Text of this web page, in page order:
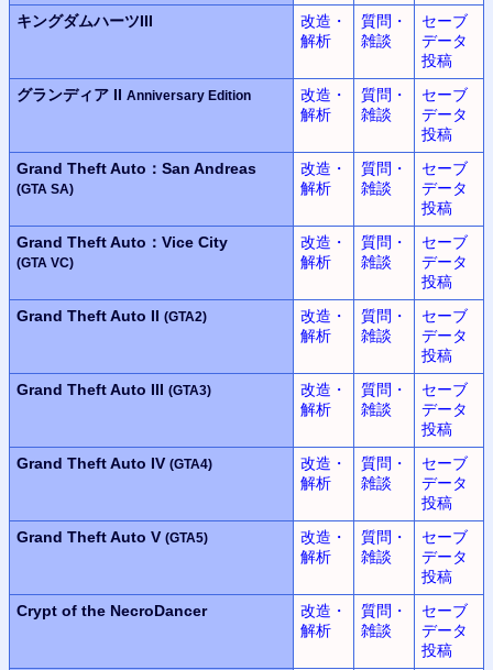
キングダムハーツIII
改造・
解析
質問・
雑談
セーブ
データ
投稿
グランディア II Anniversary Edition
改造・
解析
質問・
雑談
セーブ
データ
投稿
Grand Theft Auto：San Andreas
(GTA SA)
改造・
解析
質問・
雑談
セーブ
データ
投稿
Grand Theft Auto：Vice City
(GTA VC)
改造・
解析
質問・
雑談
セーブ
データ
投稿
Grand Theft Auto II (GTA2)
改造・
解析
質問・
雑談
セーブ
データ
投稿
Grand Theft Auto III (GTA3)
改造・
解析
質問・
雑談
セーブ
データ
投稿
Grand Theft Auto IV (GTA4)
改造・
解析
質問・
雑談
セーブ
データ
投稿
Grand Theft Auto V (GTA5)
改造・
解析
質問・
雑談
セーブ
データ
投稿
Crypt of the NecroDancer
改造・
解析
質問・
雑談
セーブ
データ
投稿